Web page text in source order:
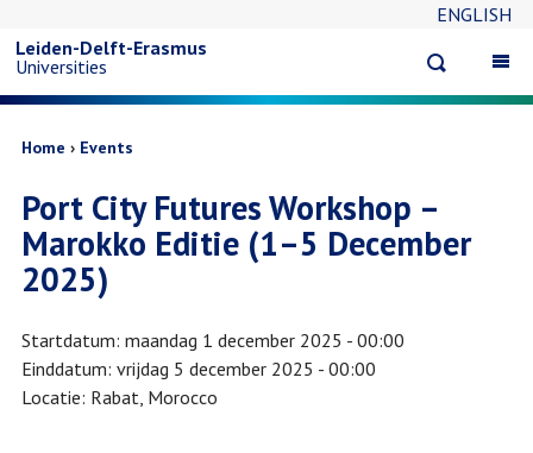
naar
inhoud
ENGLISH
search
Leiden-Delft-Erasmus
Universities
Kruimelpad
Home Events
Port City Futures Workshop –
Marokko Editie (1–5 December
2025)
Startdatum maandag 1 december 2025 - 00:00
Einddatum vrijdag 5 december 2025 - 00:00
Locatie Rabat, Morocco